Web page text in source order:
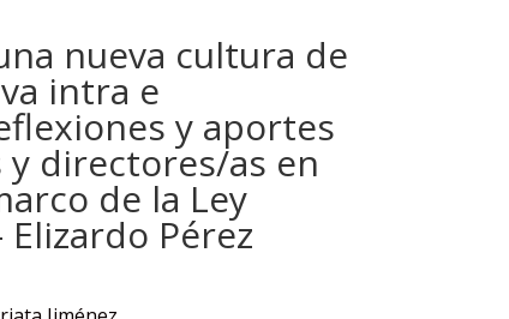
nueva cultura de
intra e
y aportes
directores/as en
de la Ley
Pérez